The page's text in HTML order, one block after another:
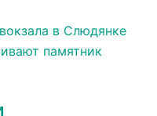
в Слюдянке
памятник